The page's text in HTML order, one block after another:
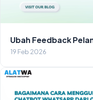
Ubah Feedback
19 Feb 2026